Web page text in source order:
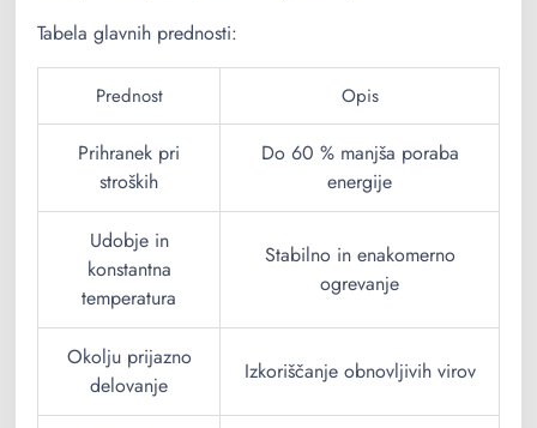
Tabela glavnih prednosti:
Prednost Opis
Prihranek pri
stroških
Do 60 % manjša poraba
energije
Udobje in
konstantna
temperatura
Stabilno in enakomerno
ogrevanje
Okolju prijazno
delovanje
Izkoriščanje obnovljivih virov